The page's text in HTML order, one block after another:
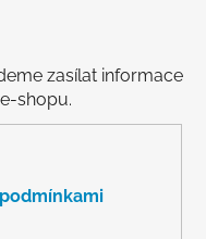
zasílat informace
shopu.
podmínkami